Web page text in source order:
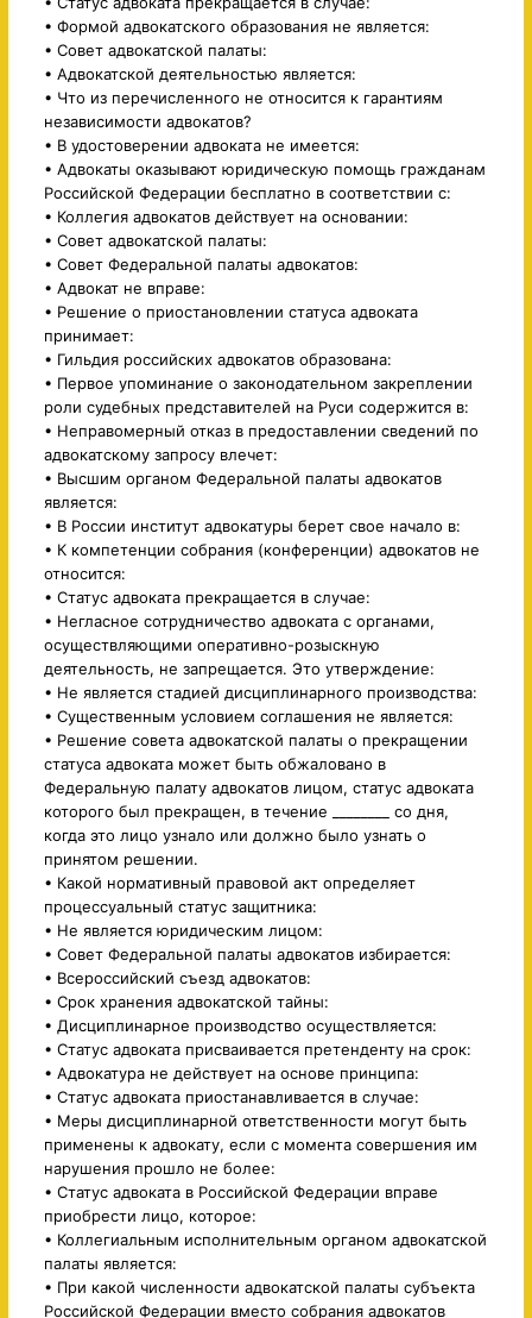
• Формой адвокатского образования не является:
• Совет адвокатской палаты:
• Адвокатской деятельностью является:
• Что из перечисленного не относится к гарантиям
независимости адвокатов?
• В удостоверении адвоката не имеется:
• Адвокаты оказывают юридическую помощь гражданам
Российской Федерации бесплатно в соответствии с:
• Коллегия адвокатов действует на основании:
• Совет адвокатской палаты:
• Совет Федеральной палаты адвокатов:
• Адвокат не вправе:
• Решение о приостановлении статуса адвоката
принимает:
• Гильдия российских адвокатов образована:
• Первое упоминание о законодательном закреплении
роли судебных представителей на Руси содержится в:
• Неправомерный отказ в предоставлении сведений по
адвокатскому запросу влечет:
• Высшим органом Федеральной палаты адвокатов
является:
• В России институт адвокатуры берет свое начало в:
• К компетенции собрания (конференции) адвокатов не
относится:
• Статус адвоката прекращается в случае:
• Негласное сотрудничество адвоката с органами,
осуществляющими оперативно-розыскную
деятельность, не запрещается. Это утверждение:
• Не является стадией дисциплинарного производства:
• Существенным условием соглашения не является:
• Решение совета адвокатской палаты о прекращении
статуса адвоката может быть обжаловано в
Федеральную палату адвокатов лицом, статус адвоката
которого был прекращен, в течение ________ со дня,
когда это лицо узнало или должно было узнать о
принятом решении.
• Какой нормативный правовой акт определяет
процессуальный статус защитника:
• Не является юридическим лицом:
• Совет Федеральной палаты адвокатов избирается:
• Всероссийский съезд адвокатов:
• Срок хранения адвокатской тайны:
• Дисциплинарное производство осуществляется:
• Статус адвоката присваивается претенденту на срок:
• Адвокатура не действует на основе принципа:
• Статус адвоката приостанавливается в случае:
• Меры дисциплинарной ответственности могут быть
применены к адвокату, если с момента совершения им
нарушения прошло не более:
• Статус адвоката в Российской Федерации вправе
приобрести лицо, которое:
• Коллегиальным исполнительным органом адвокатской
палаты является:
• При какой численности адвокатской палаты субъекта
Российской Федерации вместо собрания адвокатов